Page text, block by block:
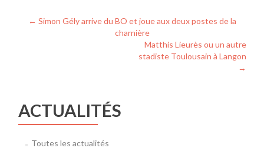
Navigation
← Simon Gély arrive du BO et joue aux deux postes de la
charnière
Matthis Lieurès ou un autre
stadiste Toulousain à Langon
→
ACTUALITÉS
Toutes les actualités